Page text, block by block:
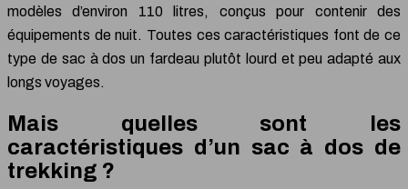
modèles d’environ 110 litres, conçus pour contenir des
équipements de nuit. Toutes ces caractéristiques font de ce
type de sac à dos un fardeau plutôt lourd et peu adapté aux
longs voyages.
Mais quelles sont les
caractéristiques d’un sac à dos de
trekking ?